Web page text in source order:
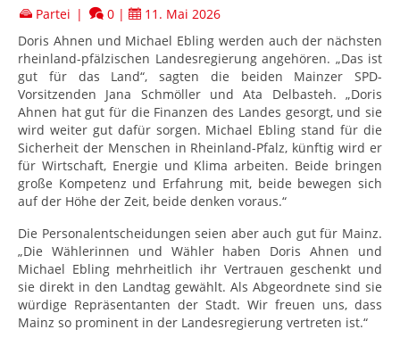
Partei | 0 |
11. Mai 2026
Doris Ahnen und Michael Ebling werden auch der nächsten
rheinland-pfälzischen Landesregierung angehören. „Das ist
gut für das Land“, sagten die beiden Mainzer SPD-
Vorsitzenden Jana Schmöller und Ata Delbasteh. „Doris
Ahnen hat gut für die Finanzen des Landes gesorgt, und sie
wird weiter gut dafür sorgen. Michael Ebling stand für die
Sicherheit der Menschen in Rheinland-Pfalz, künftig wird er
für Wirtschaft, Energie und Klima arbeiten. Beide bringen
große Kompetenz und Erfahrung mit, beide bewegen sich
auf der Höhe der Zeit, beide denken voraus.“
Die Personalentscheidungen seien aber auch gut für Mainz.
„Die Wählerinnen und Wähler haben Doris Ahnen und
Michael Ebling mehrheitlich ihr Vertrauen geschenkt und
sie direkt in den Landtag gewählt. Als Abgeordnete sind sie
würdige Repräsentanten der Stadt. Wir freuen uns, dass
Mainz so prominent in der Landesregierung vertreten ist.“